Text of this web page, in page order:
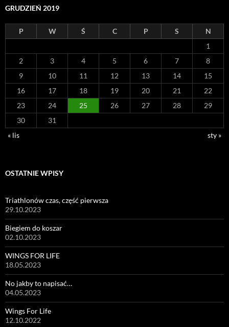
GRUDZIEŃ 2019
P W Ś C P S
N
1
2
3 4 5 6 7
8
9
10 11 12 13 14
15
16
17 18 19 20 21
22
23
24 25 26 27 28
29
30
31
« lis
sty »
OSTATNIE WPISY
Triathlonów czas, część pierwsza
29.10.2023
Biegiem do koszar
02.10.2023
WINGS FOR LIFE
18.05.2023
No jakby to napisać…
04.05.2023
Wings For Life
12.10.2022